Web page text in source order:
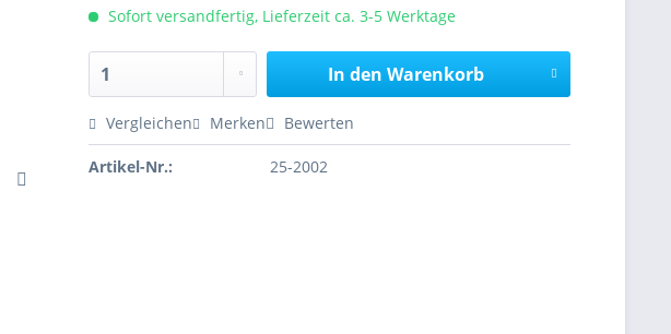
Sofort versandfertig, Lieferzeit ca. 3-5 Werktage
In den Warenkorb
Vergleichen Merken Bewerten
Artikel-Nr.: 25-2002